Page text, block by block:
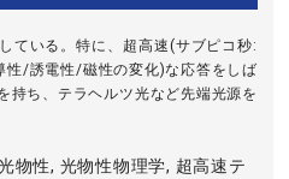
ている。特に、超高速(サブピコ秒:
性/誘電性/磁性の変化)な応答をしば
持ち、テラヘルツ光など先端光源を
物性, 光物性物理学, 超高速テ